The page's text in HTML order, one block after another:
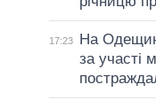
17:23
На
за участі